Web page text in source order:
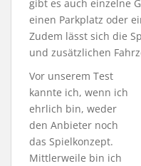
gibt es auch einzelne
einen Parkplatz oder
Zudem lässt sich die
und zusätzlichen
Vor unserem Test
kannte ich, wenn ich
ehrlich bin, weder
den Anbieter noch
das Spielkonzept.
Mittlerweile bin ich